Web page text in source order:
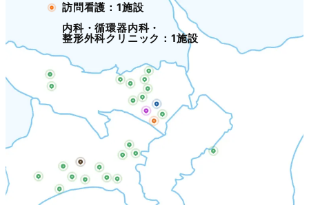
訪問看護：1施設
内科・循環器内科・
整形外科クリニック：1施設